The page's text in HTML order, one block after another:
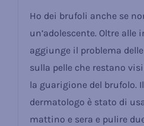
Ho dei brufoli anche se
un’adolescente. Oltre alle
aggiunge il problema
sulla pelle che restano
la guarigione del brufolo.
dermatologo è stato di
mattino e sera e pulire